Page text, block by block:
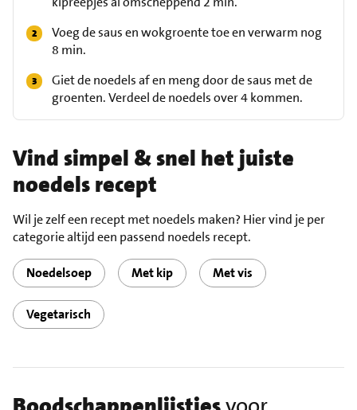
Voeg de saus en wokgroente toe en verwarm nog
8 min.
Giet de noedels af en meng door de saus met de
groenten. Verdeel de noedels over 4 kommen.
Vind simpel & snel het juiste
noedels recept
Wil je zelf een recept met noedels maken? Hier vind je per
categorie altijd een passend noedels recept.
Noedelsoep Met kip Met vis
Vegetarisch